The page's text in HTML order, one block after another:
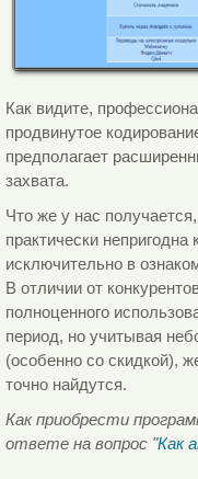
Как видите,
продвинутое
предполагает
захвата.
Что же у нас
практически
исключительно в
В отличии от
полноценного
период, но учитывая
(особенно со скидкой),
точно найдутся.
Как приобрести
ответе на вопрос "Как